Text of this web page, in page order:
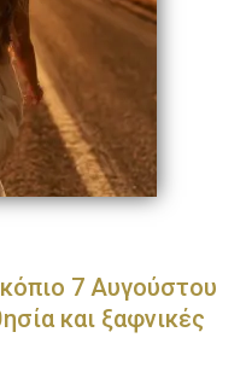
7 Αυγούστου
και ξαφνικές